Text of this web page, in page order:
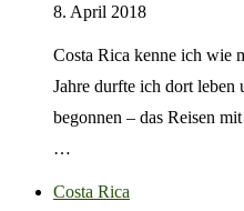
8. April 2018
Costa Rica kenne ich wie
Jahre durfte ich dort leben
begonnen – das Reisen
…
Costa Rica